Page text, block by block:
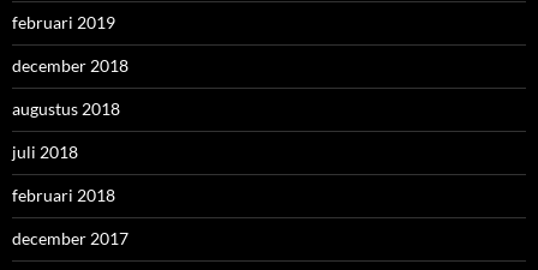
februari 2019
december 2018
augustus 2018
juli 2018
februari 2018
december 2017